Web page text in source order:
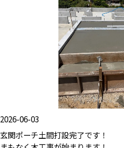
2026-06-03
玄関ポーチ土間打設完了です！